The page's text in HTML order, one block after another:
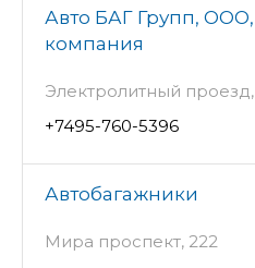
Авто БАГ Групп,
компания
Электролитный
+7495-760-5396
Автобагажники
Мира проспект, 222